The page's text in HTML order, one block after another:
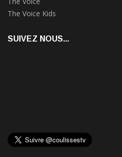
The Voice Kids
SUIVEZ NOUS...